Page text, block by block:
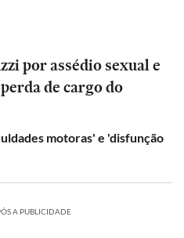
por assédio sexual e
de cargo do
motoras' e 'disfunção
A PUBLICIDADE